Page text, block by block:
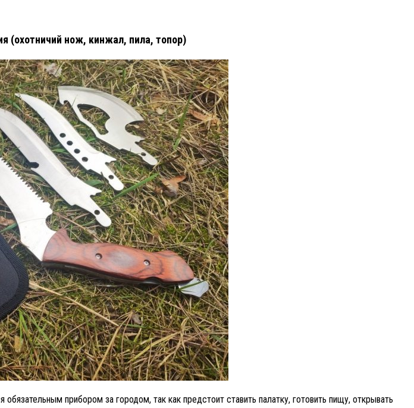
(охотничий нож, кинжал, пила, топор)
прибором за городом, так как предстоит ставить палатку, готовить пищу, открывать